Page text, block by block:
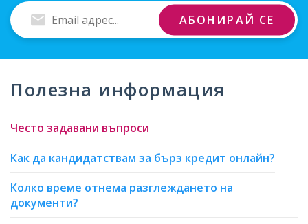
Въведи
Email
адрес
АБОНИРАЙ СЕ
Полезна информация
Често задавани въпроси
Как да кандидатствам за бърз кредит онлайн?
Колко време отнема разглеждането на
документи?